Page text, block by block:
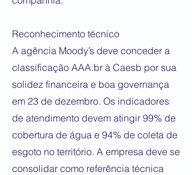
Reconhecimento técnico
A agência Moody’s deve conceder a
classificação AAA.br à Caesb por sua
solidez financeira e boa governança
em 23 de dezembro. Os indicadores
de atendimento devem atingir 99% de
cobertura de água e 94% de coleta de
esgoto no território. A empresa deve se
consolidar como referência técnica